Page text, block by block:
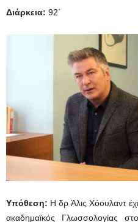
Διάρκεια: 92΄
Υπόθεση: Η δρ Άλις Χόουλαντ
ακαδημαϊκός Γλωσσολογίας